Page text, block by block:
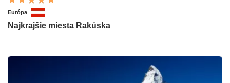
Európa
Najkrajšie miesta Rakúska